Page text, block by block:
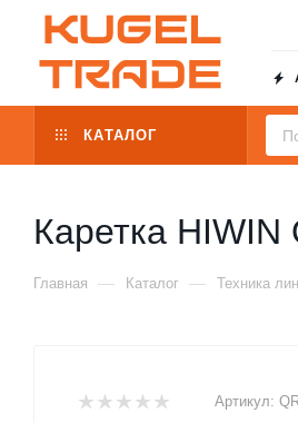
КАТАЛОГ
Каретка HIWIN
Главная — Каталог — Техника
Артикул: